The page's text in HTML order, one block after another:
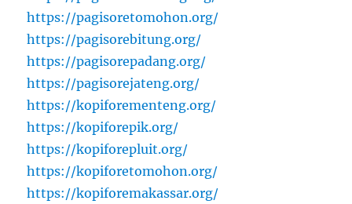
https://pagisoretomohon.org/
https://pagisorebitung.org/
https://pagisorepadang.org/
https://pagisorejateng.org/
https://kopiforementeng.org/
https://kopiforepik.org/
https://kopiforepluit.org/
https://kopiforetomohon.org/
https://kopiforemakassar.org/